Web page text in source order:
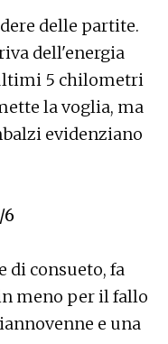
delle partite.
dell'energia
5 chilometri
la voglia, ma
evidenziano
6
di consueto, fa
meno per il fallo
e una